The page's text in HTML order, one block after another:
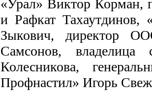
«Урал» Виктор Корман,
и Рафкат Тахаутдинов,
Зыкович, директор
Самсонов, владелица
Колесникова,
Профнастил» Игорь